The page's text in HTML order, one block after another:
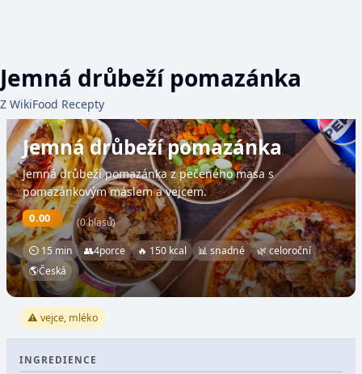
Jemná drůbeží pomazánka
Z WikiFood Recepty
Jemná drůbeží pomazánka
Jemná drůbeží pomazánka z pečeného masa s
pomazánkovým máslem a vejcem.
0.00 (0 hlasů)
⏲ 15 min 👥4porce 🔥 150 kcal 📊 snadné
🌿 celoroční
🌎Česká
⚠️ vejce, mléko
INGREDIENCE